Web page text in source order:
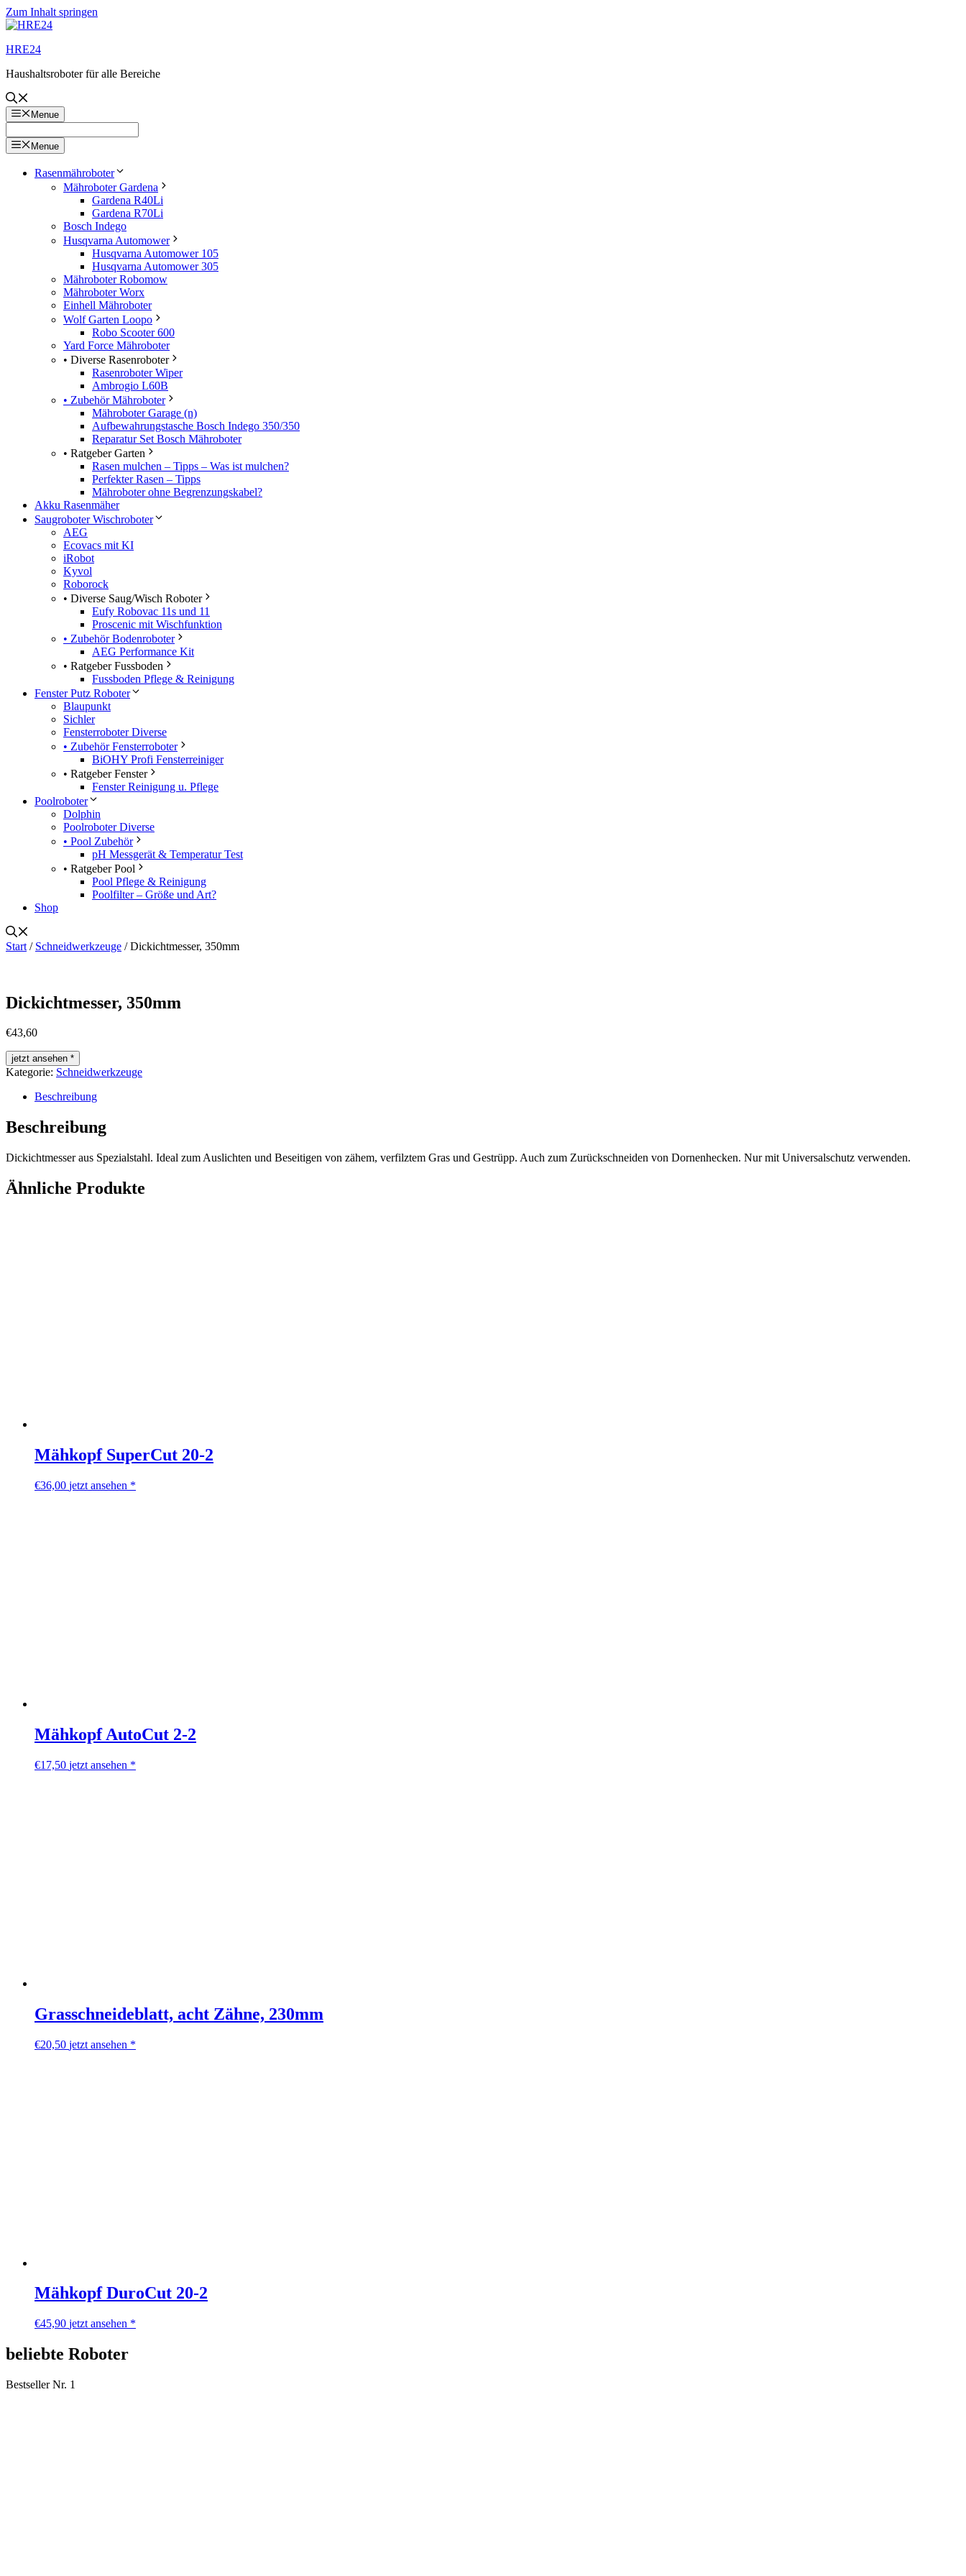
Zum Inhalt springen
HRE24
Haushaltsroboter für alle Bereiche
Menue
Menue
Rasenmähroboter
Mähroboter Gardena
Gardena R40Li
Gardena R70Li
Bosch Indego
Husqvarna Automower
Husqvarna Automower 105
Husqvarna Automower 305
Mähroboter Robomow
Mähroboter Worx
Einhell Mähroboter
Wolf Garten Loopo
Robo Scooter 600
Yard Force Mähroboter
• Diverse Rasenroboter
Rasenroboter Wiper
Ambrogio L60B
• Zubehör Mähroboter
Mähroboter Garage (n)
Aufbewahrungstasche Bosch Indego 350/350
Reparatur Set Bosch Mähroboter
• Ratgeber Garten
Rasen mulchen – Tipps – Was ist mulchen?
Perfekter Rasen – Tipps
Mähroboter ohne Begrenzungskabel?
Akku Rasenmäher
Saugroboter Wischroboter
AEG
Ecovacs mit KI
iRobot
Kyvol
Roborock
• Diverse Saug/Wisch Roboter
Eufy Robovac 11s und 11
Proscenic mit Wischfunktion
• Zubehör Bodenroboter
AEG Performance Kit
• Ratgeber Fussboden
Fussboden Pflege & Reinigung
Fenster Putz Roboter
Blaupunkt
Sichler
Fensterroboter Diverse
• Zubehör Fensterroboter
BiOHY Profi Fensterreiniger
• Ratgeber Fenster
Fenster Reinigung u. Pflege
Poolroboter
Dolphin
Poolroboter Diverse
• Pool Zubehör
pH Messgerät & Temperatur Test
• Ratgeber Pool
Pool Pflege & Reinigung
Poolfilter – Größe und Art?
Shop
Start / Schneidwerkzeuge / Dickichtmesser, 350mm
Dickichtmesser, 350mm
€43,60
jetzt ansehen *
Kategorie: Schneidwerkzeuge
Beschreibung
Beschreibung
Dickichtmesser aus Spezialstahl. Ideal zum Auslichten und Beseitigen von zähem, verfilztem Gras und Gestrüpp. Auch zum Zurückschneiden von Dornenhecken. Nur mit Universalschutz verwenden.
Ähnliche Produkte
Mähkopf SuperCut 20-2
€36,00 jetzt ansehen *
Mähkopf AutoCut 2-2
€17,50 jetzt ansehen *
Grasschneideblatt, acht Zähne, 230mm
€20,50 jetzt ansehen *
Mähkopf DuroCut 20-2
€45,90 jetzt ansehen *
beliebte Roboter
Bestseller Nr. 1